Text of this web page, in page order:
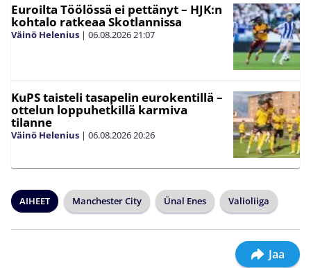
Euroilta Töölössä ei pettänyt – HJK:n
kohtalo ratkeaa Skotlannissa
Väinö Helenius | 06.08.202621:07
KuPS taisteli tasapelin eurokentillä –
ottelun loppuhetkillä karmiva
tilanne
Väinö Helenius | 06.08.202620:26
AIHEET Manchester City Ünal Enes Valioliiga
Jaa